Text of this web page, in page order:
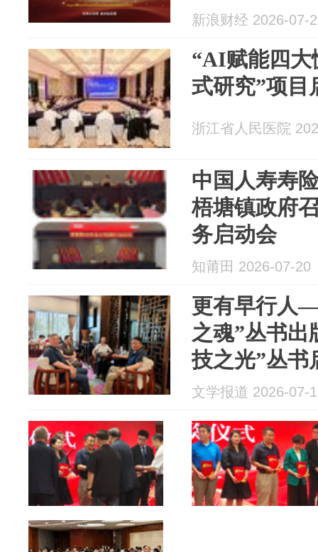
新浪财经 2026-07-
“AI赋能四大
式研究”项目
浙江省人民医院
中国人寿寿
梧塘镇政府
务启动会
知莆田 2026-07-20
更有早行人
之魂”丛书出
技之光”丛书
一
文学报道 2026-07-